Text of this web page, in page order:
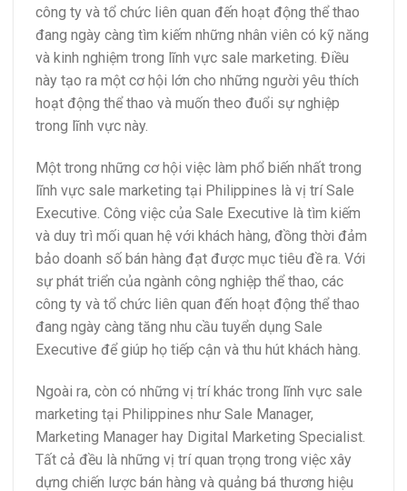
công ty và tổ chức liên quan đến hoạt động thể thao
đang ngày càng tìm kiếm những nhân viên có kỹ năng
và kinh nghiệm trong lĩnh vực sale marketing. Điều
này tạo ra một cơ hội lớn cho những người yêu thích
hoạt động thể thao và muốn theo đuổi sự nghiệp
trong lĩnh vực này.
Một trong những cơ hội việc làm phổ biến nhất trong
lĩnh vực sale marketing tại Philippines là vị trí Sale
Executive. Công việc của Sale Executive là tìm kiếm
và duy trì mối quan hệ với khách hàng, đồng thời đảm
bảo doanh số bán hàng đạt được mục tiêu đề ra. Với
sự phát triển của ngành công nghiệp thể thao, các
công ty và tổ chức liên quan đến hoạt động thể thao
đang ngày càng tăng nhu cầu tuyển dụng Sale
Executive để giúp họ tiếp cận và thu hút khách hàng.
Ngoài ra, còn có những vị trí khác trong lĩnh vực sale
marketing tại Philippines như Sale Manager,
Marketing Manager hay Digital Marketing Specialist.
Tất cả đều là những vị trí quan trọng trong việc xây
dựng chiến lược bán hàng và quảng bá thương hiệu